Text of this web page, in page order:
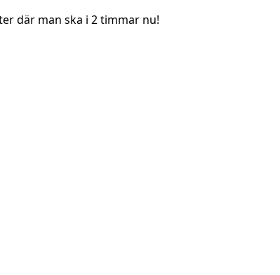
där man ska i 2 timmar nu!